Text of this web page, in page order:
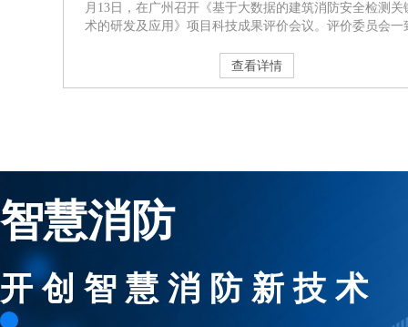
月13日，在广州召开《基于大数据的建筑消防安全检测关
术的研发及应用》项目科技成果评价会议。评价委员会一
统、“高危爆炸区域的无明火安全检测”、“新型高大空间
火水炮检测”等方面具有创新，达到国际先进水平。 以实
查看详情
智慧消防
开 创 智 慧 消 防 新 技 术